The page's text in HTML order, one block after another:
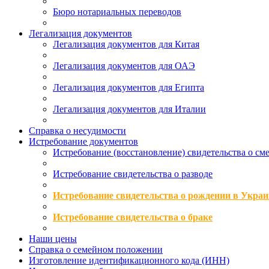
Бюро нотариальных переводов
Легализация документов
Легализация документов для Китая
Легализация документов для ОАЭ
Легализация документов для Египта
Легализация документов для Италии
Справка о несудимости
Истребование документов
Истребование (восстановление) свидетельства о
Истребование свидетельства о разводе
Истребование свидетельства о рождении в
Истребование свидетельства о браке
Наши цены
Справка о семейном положении
Изготовление идентификационного кода (ИНН)